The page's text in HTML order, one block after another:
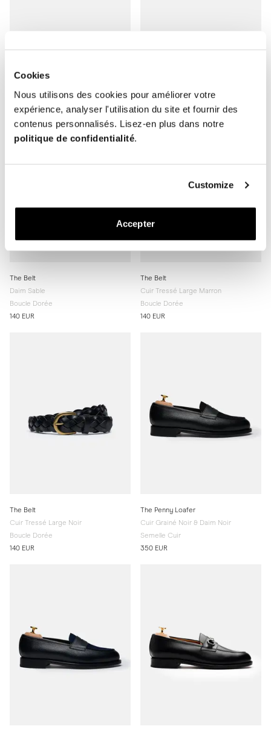
Cookies
Nous utilisons des cookies pour améliorer votre
expérience, analyser l'utilisation du site et fournir des
contenus personnalisés. Lisez-en plus dans notre
politique de confidentialité.
Customize
Accepter
Semelle Cuir
The Belt
Daim Sable
Boucle Dorée
140 EUR
The Belt
Cuir Tressé Large Marron
Boucle Dorée
140 EUR
The Belt
Cuir Tressé Large Noir
Boucle Dorée
140 EUR
The Penny Loafer
Cuir Grainé Noir & Daim Noir
Semelle Cuir
350 EUR